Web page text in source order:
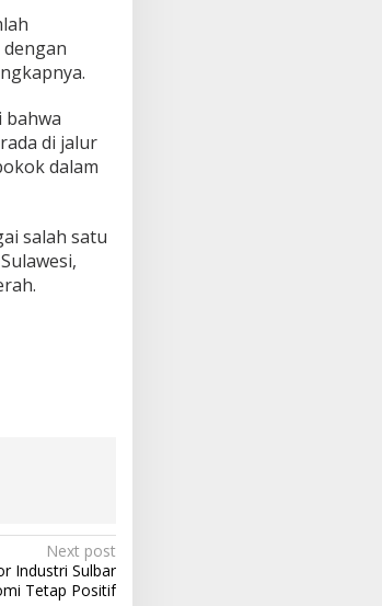
bahwa
di jalur
dalam
salah satu
Next post
Industri Sulbar
Tetap Positif